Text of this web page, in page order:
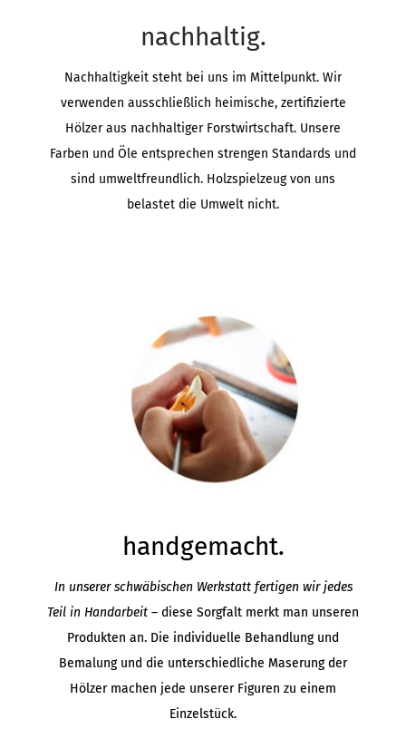
nachhaltig.
Nachhaltigkeit steht bei uns im Mittelpunkt. Wir
verwenden ausschließlich heimische, zertifizierte
Hölzer aus nachhaltiger Forstwirtschaft. Unsere
Farben und Öle entsprechen strengen Standards und
sind umweltfreundlich. Holzspielzeug von uns
belastet die Umwelt nicht.
handgemacht.
In unserer schwäbischen Werkstatt fertigen wir jedes
Teil in Handarbeit – diese Sorgfalt merkt man unseren
Produkten an. Die individuelle Behandlung und
Bemalung und die unterschiedliche Maserung der
Hölzer machen jede unserer Figuren zu einem
Einzelstück.